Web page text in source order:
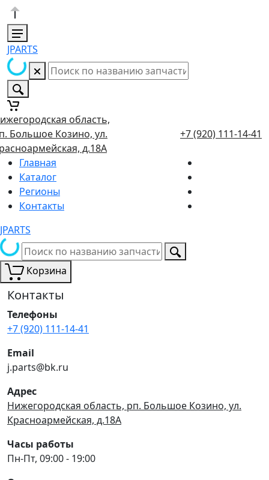
JPARTS
область,
Большое Козино, ул.
д.18А
+7 (920) 111-14-41
Главная
Каталог
Регионы
Контакты
JPARTS
Корзина
Контакты
Телефоны
+7 (920) 111-14-41
Email
j.parts@bk.ru
Адрес
Нижегородская область, рп. Большое Козино, ул.
Красноармейская, д.18А
Часы работы
Пн-Пт, 09:00 - 19:00